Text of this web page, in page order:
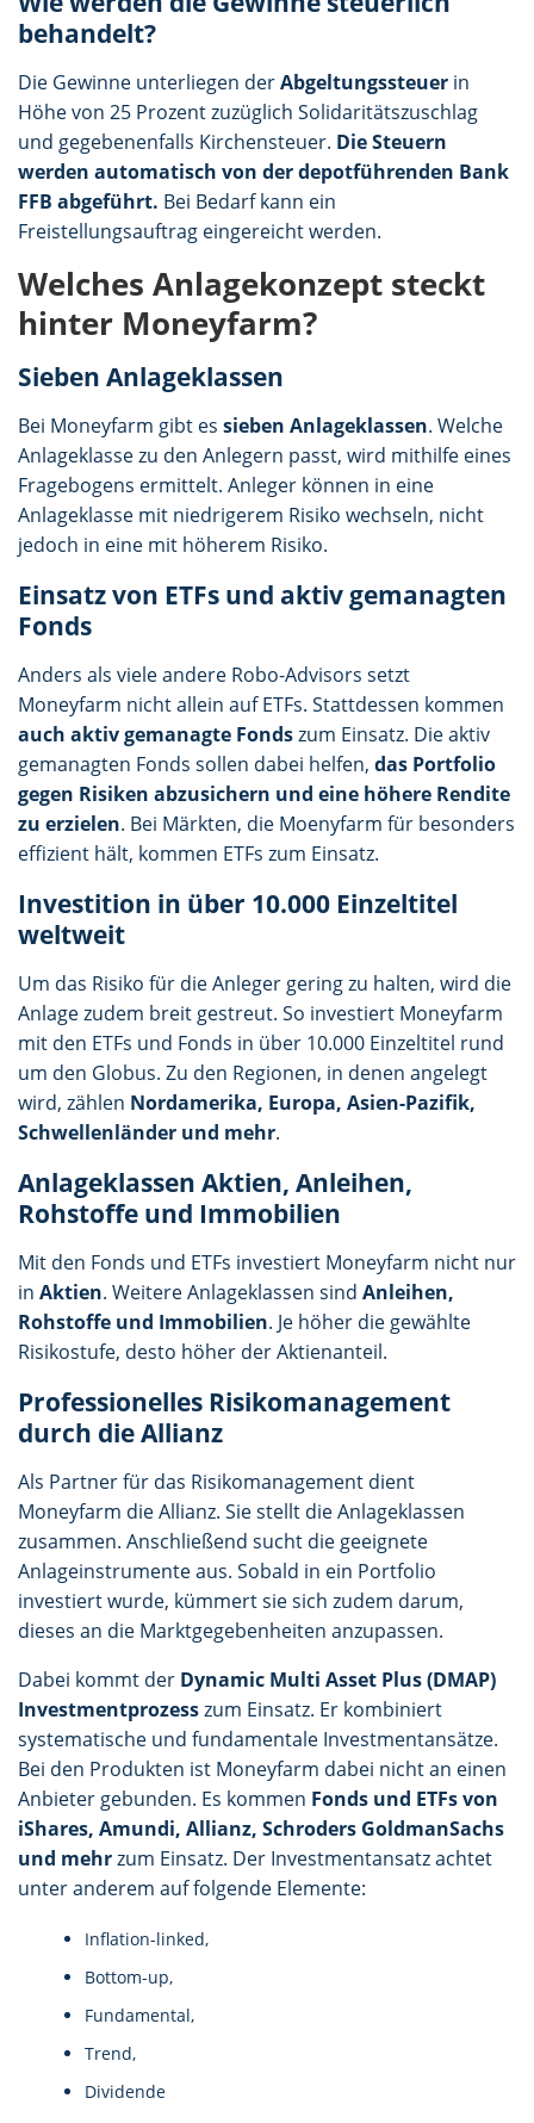
behandelt?
Die Gewinne unterliegen derAbgeltungssteuer in
Höhe von 25 Prozent zuzüglich Solidaritätszuschlag
und gegebenenfalls Kirchensteuer. Die Steuern
werden automatisch von der depotführenden Bank
FFB abgeführt. Bei Bedarf kann ein
Freistellungsauftrag eingereicht werden.
Welches Anlagekonzept steckt
hinter Moneyfarm?
Sieben Anlageklassen
Bei Moneyfarm gibt es sieben Anlageklassen. Welche
Anlageklasse zu den Anlegern passt, wird mithilfe eines
Fragebogens ermittelt. Anleger können in eine
Anlageklasse mit niedrigerem Risiko wechseln, nicht
jedoch in eine mit höherem Risiko.
Einsatz von ETFs und aktiv gemanagten
Fonds
Anders als viele andere Robo-Advisors setzt
Moneyfarm nicht allein auf ETFs. Stattdessen kommen
auch aktiv gemanagte Fondszum Einsatz. Die aktiv
gemanagten Fonds sollen dabei helfen, das Portfolio
gegen Risiken abzusichern und eine höhere Rendite
zu erzielen. Bei Märkten, die Moenyfarm für besonders
effizient hält, kommen ETFs zum Einsatz.
Investition in über 10.000 Einzeltitel
weltweit
Um das Risiko für die Anleger gering zu halten, wird die
Anlage zudem breit gestreut. So investiert Moneyfarm
mit den ETFs und Fonds in über 10.000 Einzeltitel rund
um den Globus. Zu den Regionen, in denen angelegt
wird, zählen Nordamerika, Europa, Asien-Pazifik,
Schwellenländer und mehr.
Anlageklassen Aktien, Anleihen,
Rohstoffe und Immobilien
Mit den Fonds und ETFs investiert Moneyfarm nicht nur
in Aktien. Weitere Anlageklassen sind Anleihen,
Rohstoffe und Immobilien. Je höher die gewählte
Risikostufe, desto höher der Aktienanteil.
Professionelles Risikomanagement
durch die Allianz
Als Partner für das Risikomanagement dient
Moneyfarm die Allianz. Sie stellt die Anlageklassen
zusammen. Anschließend sucht die geeignete
Anlageinstrumente aus. Sobald in ein Portfolio
investiert wurde, kümmert sie sich zudem darum,
dieses an die Marktgegebenheiten anzupassen.
Dabei kommt der Dynamic Multi Asset Plus (DMAP)
Investmentprozesszum Einsatz. Er kombiniert
systematische und fundamentale Investmentansätze.
Bei den Produkten ist Moneyfarm dabei nicht an einen
Anbieter gebunden. Es kommen Fonds und ETFs von
iShares, Amundi, Allianz, Schroders GoldmanSachs
und mehrzum Einsatz. Der Investmentansatz achtet
unter anderem auf folgende Elemente:
Inflation-linked,
Bottom-up,
Fundamental,
Trend,
Dividende